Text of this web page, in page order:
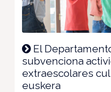
El
subvenciona
extraescolares
euskera